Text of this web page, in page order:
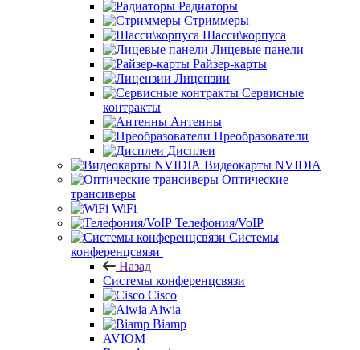
Радиаторы
Стриммеры
Шасси\корпуса
Лицевые панели
Райзер-карты
Лицензии
Сервисные
контракты
Антенны
Преобразователи
Дисплеи
Видеокарты NVIDIA
Оптические
трансиверы
WiFi
Телефония/VoIP
Системы
конференцсвязи
Назад
Системы конференцсвязи
Cisco
Aiwia
Biamp
AVIOM